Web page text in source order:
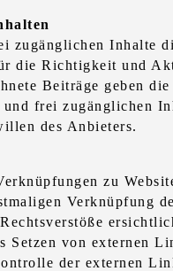
zugänglichen Inhalte
die Richtigkeit und
Beiträge geben
frei zugänglichen
des Anbieters.
zu
Verknüpfung
Setzen von externen
der externen